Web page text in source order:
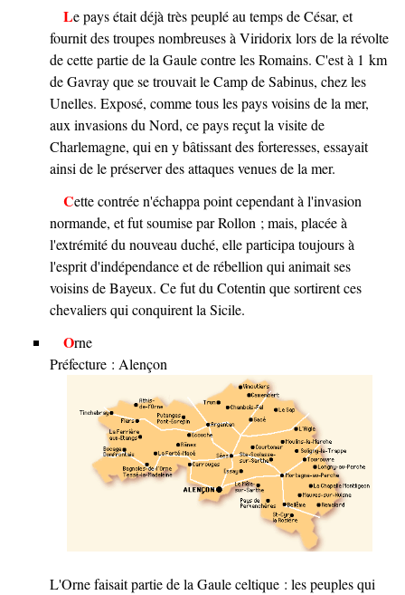
Le pays était déjà très peuplé au temps de César, et
fournit des troupes nombreuses à Viridorix lors de la révolte
de cette partie de la Gaule contre les Romains. C'est à 1 km
de Gavray que se trouvait le Camp de Sabinus, chez les
Unelles. Exposé, comme tous les pays voisins de la mer,
aux invasions du Nord, ce pays reçut la visite de
Charlemagne, qui en y bâtissant des forteresses, essayait
ainsi de le préserver des attaques venues de la mer.
Cette contrée n'échappa point cependant à l'invasion
normande, et fut soumise par Rollon ; mais, placée à
l'extrémité du nouveau duché, elle participa toujours à
l'esprit d'indépendance et de rébellion qui animait ses
voisins de Bayeux. Ce fut du Cotentin que sortirent ces
chevaliers qui conquirent la Sicile.
Orne
Préfecture : Alençon
L'Orne faisait partie de la Gaule celtique : les peuples qui